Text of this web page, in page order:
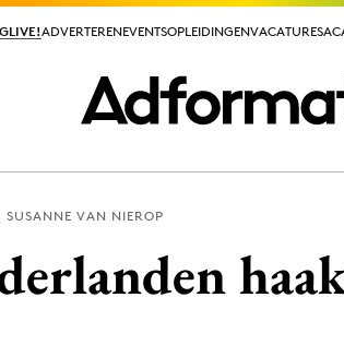
ADVERTERENEVENTSOPLEIDINGENVACATURES
ADVERTERENEVENTSOPLEIDINGENVACATURES
SUSANNE VAN NIEROP